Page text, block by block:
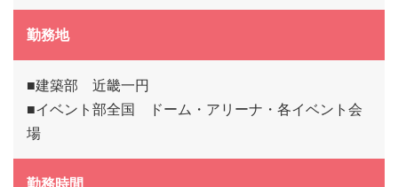
勤務地
■建築部 近畿一円
■イベント部全国 ドーム・アリーナ・各イベント会
場
勤務時間